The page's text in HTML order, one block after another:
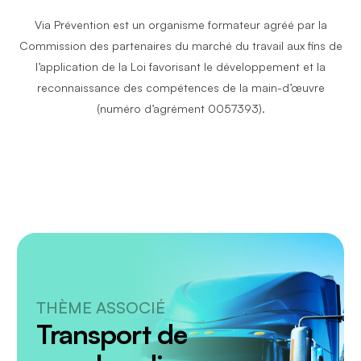
La force de succion
La résistance pendant la traction vers
l’avant
Avant d’extraire un véhicule enlisé
Déterminer si un remorqueur doit être
Le véhicule remorqueur
Règles générales
Le positionnement du véhicule
remorqueur
demande, Via Prévention peut expédier des
attestations imprimées en format 8,5″ x 11″ (frais
d’impression et d’expédition applicables).
Via Prévention est un organisme formateur agréé par la
Commission des partenaires du marché du travail aux fins de
l’application de la Loi favorisant le développement et la
reconnaissance des compétences de la main-d’œuvre
(numéro d’agrément 0057393).
THÈME ASSOCIÉ
Transport de